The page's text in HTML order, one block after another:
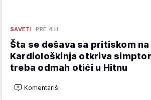
SAVETI PRE 4 H
Šta se dešava sa pritiskom
Kardiološkinja otkriva
treba odmah otići u Hitnu
Komentariši